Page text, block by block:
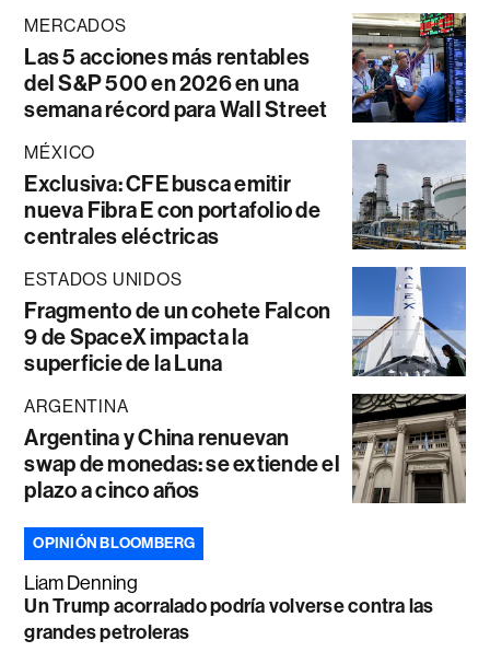
MERCADOS
Las 5 acciones más rentables
del S&P 500 en 2026 en una
semana récord para Wall Street
MÉXICO
Exclusiva: CFE busca emitir
nueva Fibra E con portafolio de
centrales eléctricas
ESTADOS UNIDOS
Fragmento de un cohete Falcon
9 de SpaceX impacta la
superficie de la Luna
ARGENTINA
Argentina y China renuevan
swap de monedas: se extiende el
plazo a cinco años
OPINIÓN BLOOMBERG
Liam Denning
Un Trump acorralado podría volverse contra las
grandes petroleras